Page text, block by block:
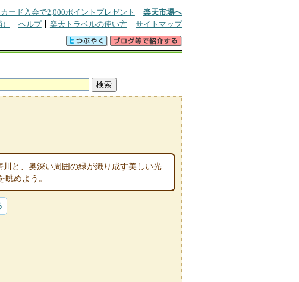
ード入会で2,000ポイントプレゼント
楽天市場へ
ヘルプ 楽天トラベルの使い方 サイトマップ
と、奥深い周囲の緑が織り成す美しい光
めよう。